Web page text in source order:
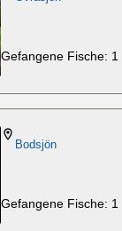
Gefangene Fische: 1
Bodsjön
Gefangene Fische: 1